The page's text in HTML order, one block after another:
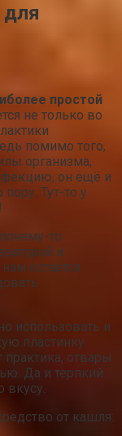
для
простой
не только во
помимо того,
организма,
он ещё и
Тут-то у
то
и
остаётся
использовать и
пластинку
отвары
Да и терпкий
вкусу.
от кашля: